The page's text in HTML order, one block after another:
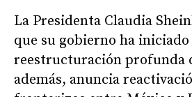
La Presidenta Claudia
que su gobierno ha
reestructuración profunda
además, anuncia